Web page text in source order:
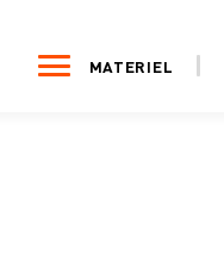
MATERIEL